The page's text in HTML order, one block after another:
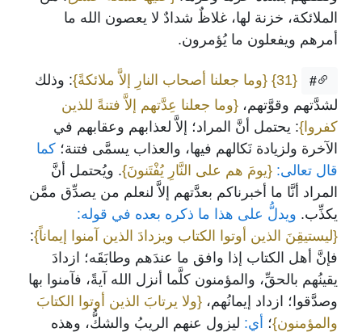
الملائكة، خزنة لها، غلاظٌ شدادٌ لا يعصون الله ما
أمرهم ويفعلون ما يُؤمرون.
#
{31} {وما جعلنا أصحاب النارِ إلاَّ ملائكةً}: وذلك
لشدَّتهم وقوَّتهم، {وما جعلنا عِدَّتهم إلاَّ فتنةً للذين
كفروا}: يحتمل أنَّ المراد؛ إلاَّ لعذابهم وعقابهم في
الآخرة ولزيادة نَكالهم فيها، والعذاب يسمَّى فتنة؛ كما
قال تعالى: {يومَ هم على النَّارِ يُفْتَنونَ}. ويُحتمل أنَّ
المراد أنَّا ما أخبرناكم بعدَّتهم إلاَّ لنعلم من يصدِّق ممَّن
يكذِّب. ويدلُّ على هذا ما ذكره بعده في قوله:
{ليستيقِنَ الذين أوتوا الكتاب ويزدادَ الذين آمنوا إيماناً}:
فإنَّ أهل الكتاب إذا وافق ما عندَهم وطابَقَه؛ ازدادَ
يقينُهم بالحقِّ، والمؤمنون كلَّما أنزل الله آيةً، فآمنوا بها
وصدَّقوا؛ ازداد إيمانُهم، {ولا يرتابَ الذين أوتوا الكتابَ
والمؤمنون}؛ أي: ليزول عنهم الريبُ والشكُّ، وهذه